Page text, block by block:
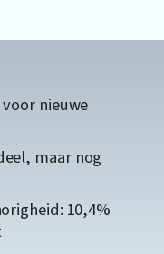
nieuwe
maar nog
10,4%